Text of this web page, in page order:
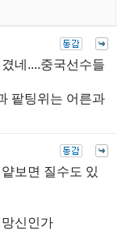
네....중국선수들
팥팅위는 어른과
보면 질수도 있
신인가